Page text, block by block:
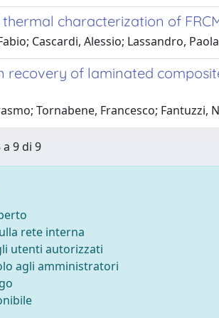
characterization of
Cascardi, Alessio; Lassandro,
recovery of laminated
Tornabene, Francesco; Fantuzzi,
9 di 9
rete interna
utenti autorizzati
agli amministratori